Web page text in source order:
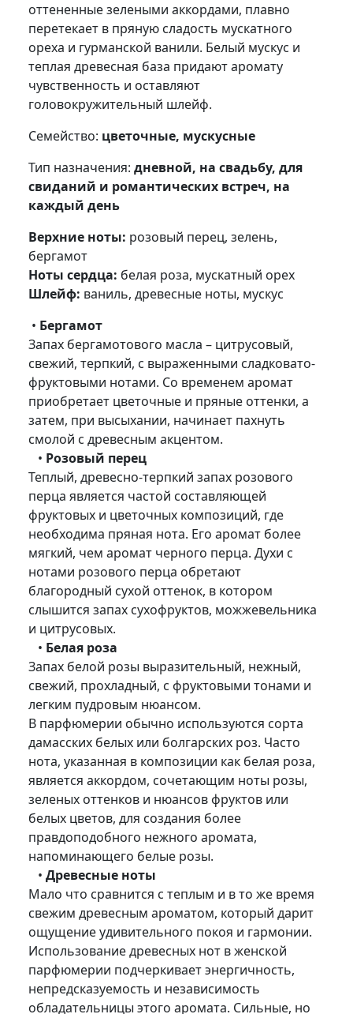
оттененные зелеными аккордами, плавно
перетекает в пряную сладость мускатного
ореха и гурманской ванили. Белый мускус и
теплая древесная база придают аромату
чувственность и оставляют
головокружительный шлейф.
Семейство: цветочные, мускусные
Тип назначения: дневной, на свадьбу, для
свиданий и романтических встреч, на
каждый день
Верхние ноты: розовый перец, зелень,
бергамот
Ноты сердца: белая роза, мускатный орех
Шлейф: ваниль, древесные ноты, мускус
• Бергамот
Запах бергамотового масла – цитрусовый,
свежий, терпкий, с выраженными сладковато-
фруктовыми нотами. Со временем аромат
приобретает цветочные и пряные оттенки, а
затем, при высыхании, начинает пахнуть
смолой с древесным акцентом.
• Розовый перец
Теплый, древесно-терпкий запах розового
перца является частой составляющей
фруктовых и цветочных композиций, где
необходима пряная нота. Его аромат более
мягкий, чем аромат черного перца. Духи с
нотами розового перца обретают
благородный сухой оттенок, в котором
слышится запах сухофруктов, можжевельника
и цитрусовых.
• Белая роза
Запах белой розы выразительный, нежный,
свежий, прохладный, с фруктовыми тонами и
легким пудровым нюансом.
В парфюмерии обычно используются сорта
дамасских белых или болгарских роз. Часто
нота, указанная в композиции как белая роза,
является аккордом, сочетающим ноты розы,
зеленых оттенков и нюансов фруктов или
белых цветов, для создания более
правдоподобного нежного аромата,
напоминающего белые розы.
• Древесные ноты
Мало что сравнится с теплым и в то же время
свежим древесным ароматом, который дарит
ощущение удивительного покоя и гармонии.
Использование древесных нот в женской
парфюмерии подчеркивает энергичность,
непредсказуемость и независимость
обладательницы этого аромата. Сильные, но